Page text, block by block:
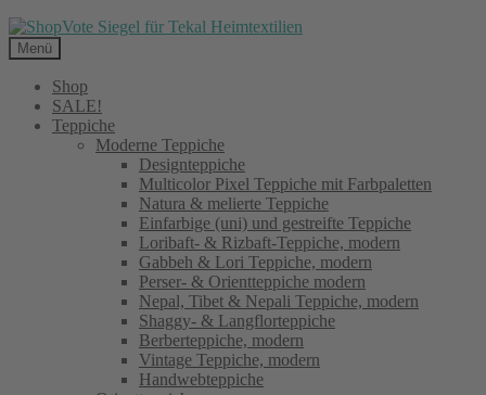
Menü
Shop
SALE!
Teppiche
Moderne Teppiche
Designteppiche
Multicolor Pixel Teppiche mit Farbpaletten
Natura & melierte Teppiche
Einfarbige (uni) und gestreifte Teppiche
Loribaft- & Rizbaft-Teppiche, modern
Gabbeh & Lori Teppiche, modern
Perser- & Orientteppiche modern
Nepal, Tibet & Nepali Teppiche, modern
Shaggy- & Langflorteppiche
Berberteppiche, modern
Vintage Teppiche, modern
Handwebteppiche